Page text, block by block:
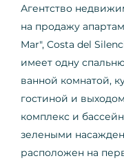
Агентство
на продажу
Mar", Costa del
имеет одну
ванной комнатой,
гостиной и
комплекс и
зелеными
расположен на